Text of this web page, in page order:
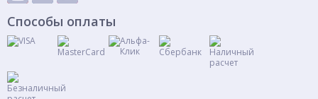
Способы оплаты